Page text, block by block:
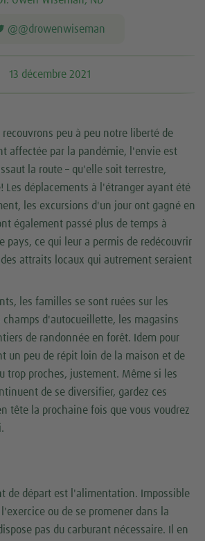
@@drowenwiseman
13 décembre 2021
peu à peu notre liberté de
affectée par la pandémie, l'envie est
la route – qu'elle soit terrestre,
Les déplacements à l'étranger ayant été
les excursions d'un jour ont gagné en
également passé plus de temps à
pays, ce qui leur a permis de redécouvrir
attraits locaux qui autrement seraient
les familles se sont ruées sur les
champs d'autocueillette, les magasins
de randonnée en forêt. Idem pour
un peu de répit loin de la maison et de
trop proches, justement. Même si les
de se diversifier, gardez ces
tête la prochaine fois que vous voudrez
de départ est l'alimentation. Impossible
ou de se promener dans la
pas du carburant nécessaire. Il en